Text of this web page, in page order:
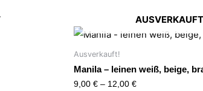
AUSVERKAUFT
Ausverkauft!
Manila – leinen weiß, beige,
9,00 € – 12,00 €